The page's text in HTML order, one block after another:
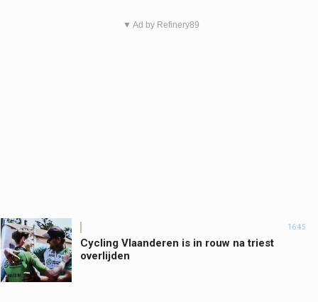
▼ Ad by Refinery89
16:45
Cycling Vlaanderen is in rouw na triest
overlijden